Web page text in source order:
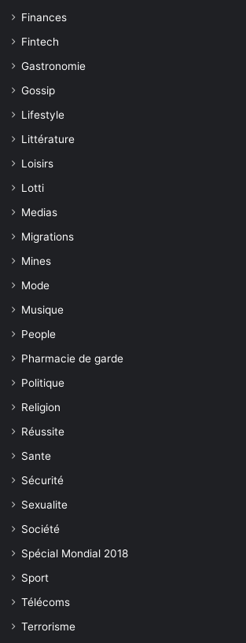
Finances
Fintech
Gastronomie
Gossip
Lifestyle
Littérature
Loisirs
Lotti
Medias
Migrations
Mines
Mode
Musique
People
Pharmacie de garde
Politique
Religion
Réussite
Sante
Sécurité
Sexualite
Société
Spécial Mondial 2018
Sport
Télécoms
Terrorisme